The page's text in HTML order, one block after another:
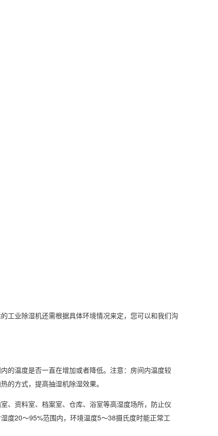
业除湿机还需根据具体环境情况来定，您可以和我们沟
的温度是否一直在增加或者降低。注意：房间内温度较
的方式，提高抽湿机除湿效果。
资料室、档案室、仓库、浴室等高湿度场所，防止仪
度20～95%范围内，环境温度5～38摄氏度时能正常工